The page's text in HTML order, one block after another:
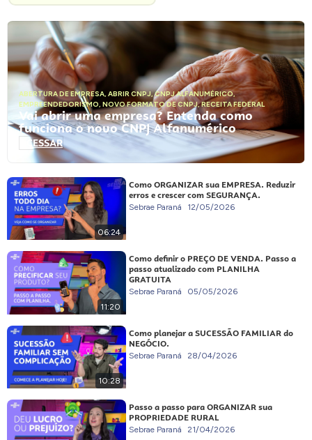
ABERTURA DE EMPRESA, ABRIR CNPJ,CNPJ ALFANUMÉRICO,
EMPREENDEDORISMO, NOVO FORMATO DE CNPJ,RECEITA FEDERAL
Vai abrir uma empresa? Entenda como
funciona o novo CNPJ Alfanumérico
ACESSAR
06:24
Como ORGANIZAR sua EMPRESA. Reduzir
erros e crescer com SEGURANÇA.
Sebrae Paraná 12/05/2026
11:20
Como definir o PREÇO DE VENDA. Passo a
passo atualizado com PLANILHA
GRATUITA
Sebrae Paraná 05/05/2026
10:28
Como planejar a SUCESSÃO FAMILIAR do
NEGÓCIO.
Sebrae Paraná 28/04/2026
Passo a passo para ORGANIZAR sua
PROPRIEDADE RURAL
Sebrae Paraná 21/04/2026